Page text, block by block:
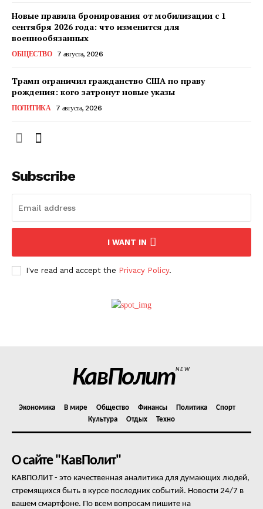
О нас
Политика конфиденциальности
Новые правила бронирования от мобилизации с 1
сентября 2026 года: что изменится для
военнообязанных
ОБЩЕСТВО 7 августа, 2026
Трамп ограничил гражданство США по праву
рождения: кого затронут новые указы
ПОЛИТИКА 7 августа, 2026
Subscribe
I WANT IN
I've read and accept the Privacy Policy.
КавПолитNEW
Экономика В мире Общество Финансы Политика
Спорт
Культура
Отдых Техно
О сайте "КавПолит"
КАВПОЛИТ - это качественная аналитика для думающих людей,
стремящихся быть в курсе последних событий. Новости 24/7 в
вашем смартфоне. По всем вопросам пишите на